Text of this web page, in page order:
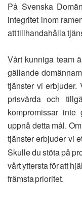
På Svenska
integritet inom
att tillhandahålla
Vårt kunniga team
gällande
tjänster vi erbjuder.
prisvärda och
kompromissar
uppnå detta mål.
tjänster erbjuder vi
Skulle du stöta på
vårt yttersta för att
främsta prioritet.